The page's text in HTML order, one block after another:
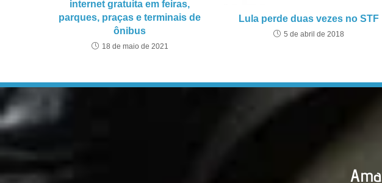
internet gratuita em feiras,
parques, praças e terminais de
ônibus
18 de maio de 2021
Lula perde duas vezes no STF
5 de abril de 2018